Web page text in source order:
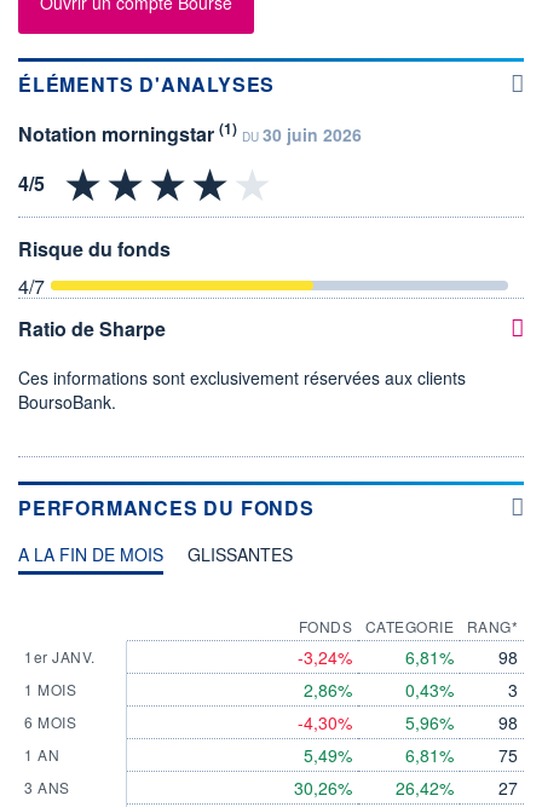
ÉLÉMENTS D'ANALYSES
Notation morningstar (1) DU 30 juin 2026
Risque du fonds
4/7
Ratio de Sharpe
Ces informations sont exclusivement réservées aux clients
BoursoBank.
PERFORMANCES DU FONDS
A LA FIN DE MOIS GLISSANTES
1er JANV.
1 MOIS
6 MOIS
1 AN
3 ANS
FONDS
-3,24%
2,86%
-4,30%
5,49%
30,26%
CATEGORIE
6,81%
0,43%
5,96%
6,81%
26,42%
RANG*
98
3
98
75
27